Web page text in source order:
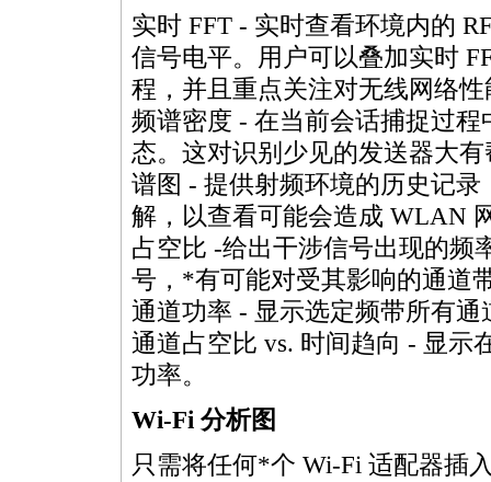
实时 FFT - 实时查看环境内的
信号电平。用户可以叠加实时
程，并且重点关注对无线网络性
频谱密度 - 在当前会话捕捉过
态。这对识别少见的发送器大有
谱图 - 提供射频环境的历史记
解，以查看可能会造成 WLAN
占空比 -给出干涉信号出现的频
号， *有可能对受其影响的通道
通道功率 - 显示选定频带所有通
通道占空比 vs. 时间趋向 - 显示
功率。
Wi-Fi 分析图
只需将任何*个 Wi-Fi 适配器插